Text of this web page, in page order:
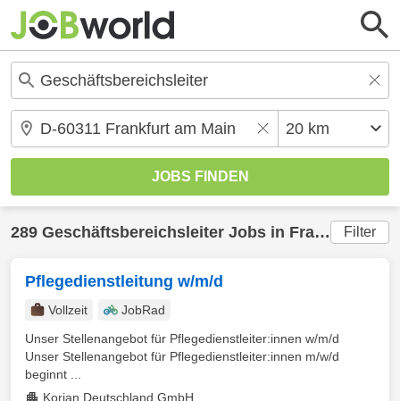
289 Geschäftsbereichsleiter Jobs in Frankfurt am Main Filter
Pflegedienstleitung w/m/d
Vollzeit
JobRad
Unser Stellenangebot für Pflegedienstleiter:innen w/m/d
Unser Stellenangebot für Pflegedienstleiter:innen m/w/d
beginnt ...
Korian Deutschland GmbH